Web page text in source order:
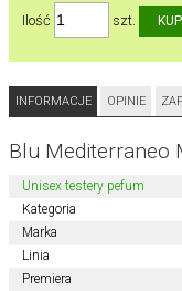
Ilość szt.
INFORMACJE OPINIE
Blu Mediterraneo
Unisex testery pefum
Kategoria
Marka
Linia
Premiera